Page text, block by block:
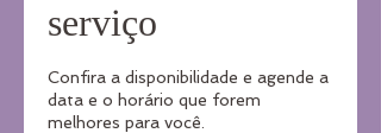
serviço
Confira a disponibilidade e agende a
data e o horário que forem
melhores para você.